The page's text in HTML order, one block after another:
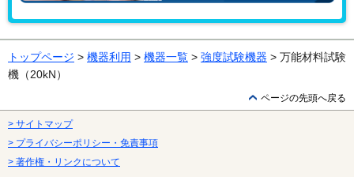
トップページ > 機器利用 > 機器一覧 > 強度試験機器 > 万能材料試験
機（20kN）
ページの先頭へ戻る
> サイトマップ
> プライバシーポリシー・免責事項
> 著作権・リンクについて